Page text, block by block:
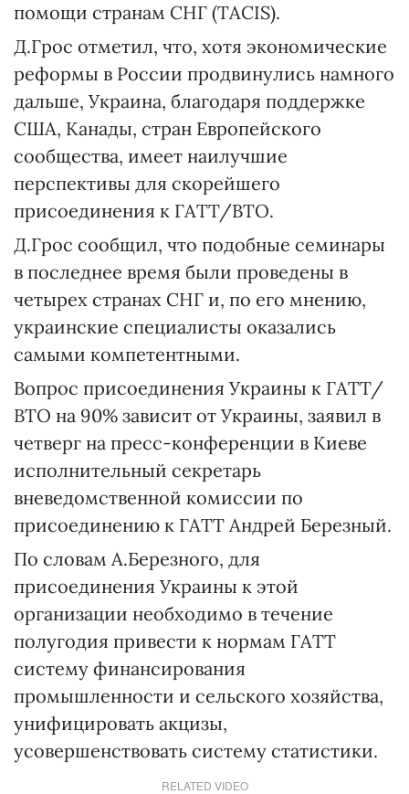
помощи странам СНГ (TACIS).
Д.Грос отметил, что, хотя экономические
реформы в России продвинулись намного
дальше, Украина, благодаря поддержке
США, Канады, стран Европейского
сообщества, имеет наилучшие
перспективы для скорейшего
присоединения к ГАТТ/ВТО.
Д.Грос сообщил, что подобные семинары
в последнее время были проведены в
четырех странах СНГ и, по его мнению,
украинские специалисты оказались
самыми компетентными.
Вопрос присоединения Украины к ГАТТ/
ВТО на 90% зависит от Украины, заявил в
четверг на пресс-конференции в Киеве
исполнительный секретарь
вневедомственной комиссии по
присоединению к ГАТТ Андрей Березный.
По словам А.Березного, для
присоединения Украины к этой
организации необходимо в течение
полугодия привести к нормам ГАТТ
систему финансирования
промышленности и сельского хозяйства,
унифицировать акцизы,
усовершенствовать систему статистики.
RELATED VIDEO